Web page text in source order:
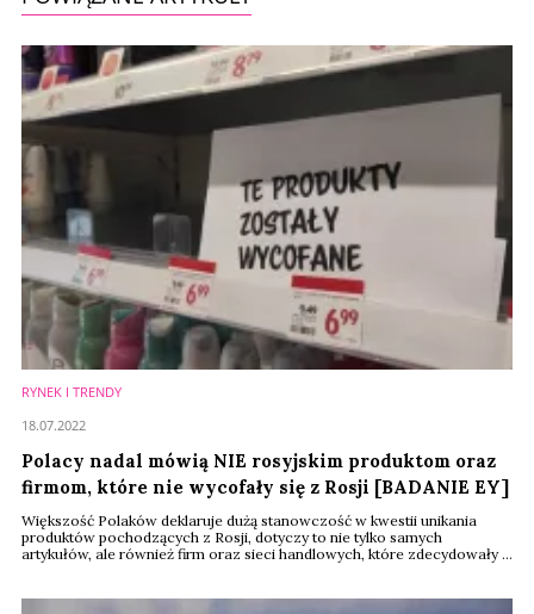
RYNEK I TRENDY
Polacy nadal mówią NIE rosyjskim produktom oraz
firmom, które nie wycofały się z Rosji [BADANIE EY]
Większość Polaków deklaruje dużą stanowczość w kwestii unikania
produktów pochodzących z Rosji, dotyczy to nie tylko samych
artykułów, ale również firm oraz sieci handlowych, które zdecydowały o
Polaków ma świadomość na temat przedsiębiorstw operujących dalej w
18.07.2022